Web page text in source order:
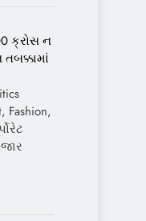
ક્રોસ ન
Fashion,